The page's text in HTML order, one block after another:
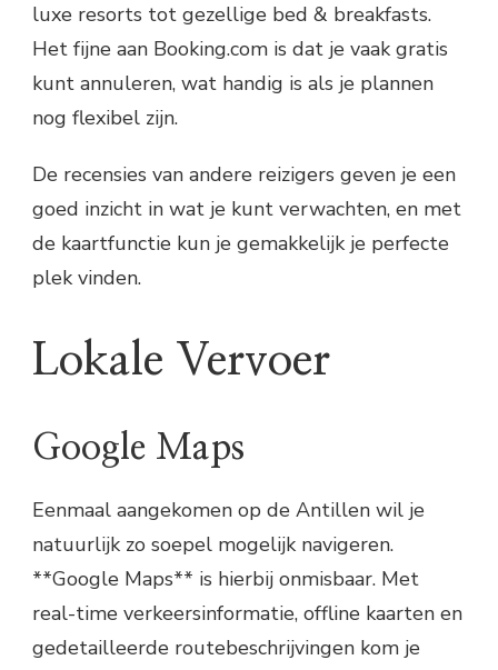
luxe resorts tot gezellige bed & breakfasts.
Het fijne aan Booking.com is dat je vaak gratis
kunt annuleren, wat handig is als je plannen
nog flexibel zijn.
De recensies van andere reizigers geven je een
goed inzicht in wat je kunt verwachten, en met
de kaartfunctie kun je gemakkelijk je perfecte
plek vinden.
Lokale Vervoer
Google Maps
Eenmaal aangekomen op de Antillen wil je
natuurlijk zo soepel mogelijk navigeren.
**Google Maps** is hierbij onmisbaar. Met
real-time verkeersinformatie, offline kaarten en
gedetailleerde routebeschrijvingen kom je